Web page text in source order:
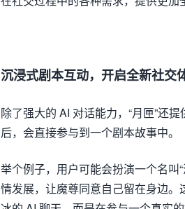
沉浸式剧本互动，开启全新社交
除了强大的 AI 对话能力，“月匣”还
后，会直接参与到一个剧本故事中。
举个例子，用户可能会扮演一个名叫
情发展，让魔尊同意自己留在身边